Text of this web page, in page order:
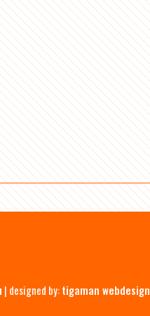
| designed by:tigaman webdesign